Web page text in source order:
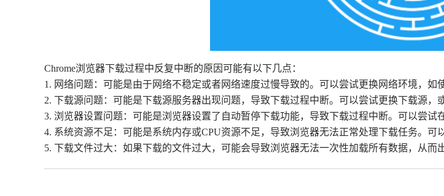
Chrome浏览器下载过程中反复中断的原因可能有以下几点：
1. 网络问题：可能是由于网络不稳定或者网络速度过慢导致的。可以尝试更换网络环境，如
2. 下载源问题：可能是下载源服务器出现问题，导致下载过程中断。可以尝试更换下载源，
3. 浏览器设置问题：可能是浏览器设置了自动暂停下载功能，导致下载过程中断。可以尝试
4. 系统资源不足：可能是系统内存或CPU资源不足，导致浏览器无法正常处理下载任务。可
5. 下载文件过大：如果下载的文件过大，可能会导致浏览器无法一次性加载所有数据，从